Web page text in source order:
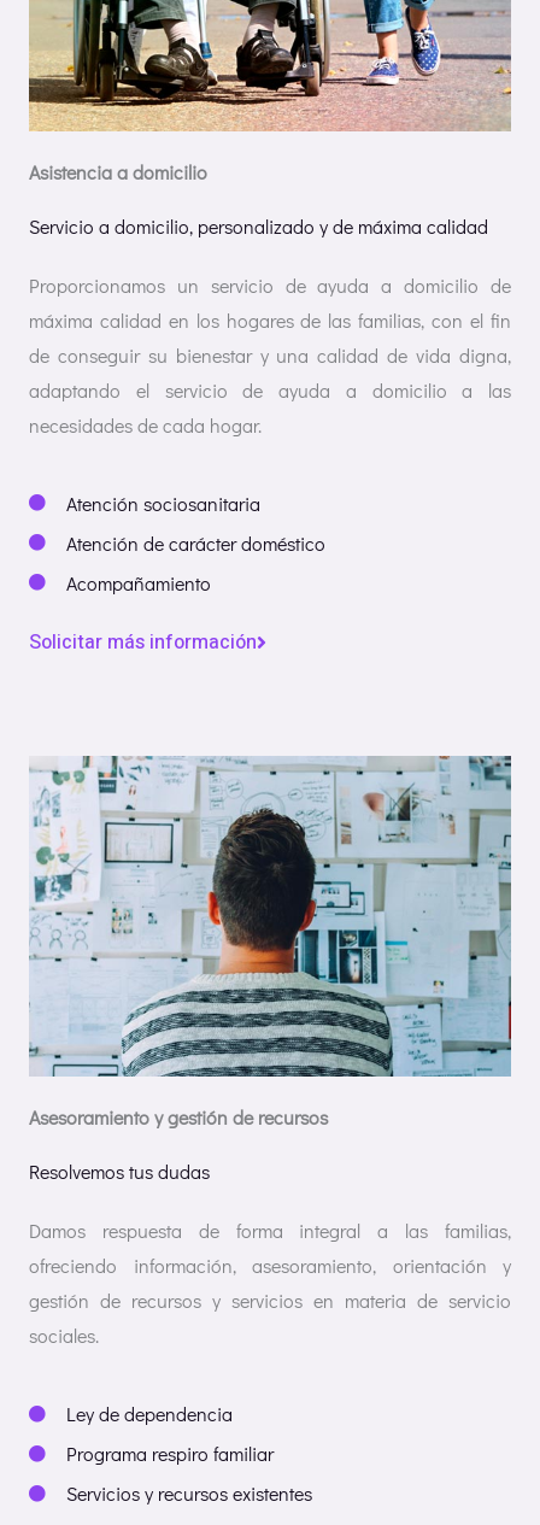
Asistencia a domicilio
Servicio a domicilio, personalizado y de máxima calidad
Proporcionamos un servicio de ayuda a domicilio de
máxima calidad en los hogares de las familias, con el fin
de conseguir su bienestar y una calidad de vida digna,
adaptando el servicio de ayuda a domicilio a las
necesidades de cada hogar.
Atención sociosanitaria
Atención de carácter doméstico
Acompañamiento
Solicitar más información
Asesoramiento y gestión de recursos
Resolvemos tus dudas
Damos respuesta de forma integral a las familias,
ofreciendo información, asesoramiento, orientación y
gestión de recursos y servicios en materia de servicio
sociales.
Ley de dependencia
Programa respiro familiar
Servicios y recursos existentes